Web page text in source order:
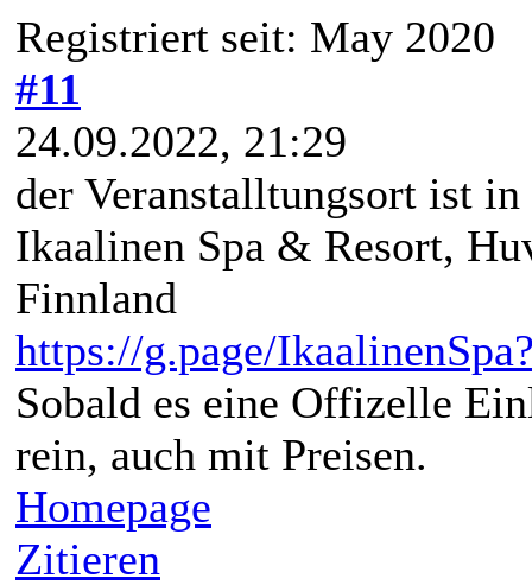
Registriert seit: May 2020
#11
24.09.2022, 21:29
der Veranstalltungsort ist
Ikaalinen Spa & Resort,
Finnland
https://g.page/
Sobald es eine Offizelle
rein, auch mit Preisen.
Homepage
Zitieren